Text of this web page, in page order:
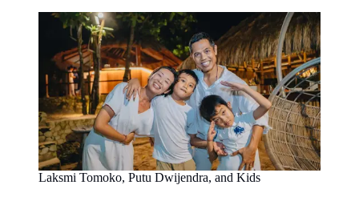
Laksmi Tomoko, Putu Dwijendra, and Kids